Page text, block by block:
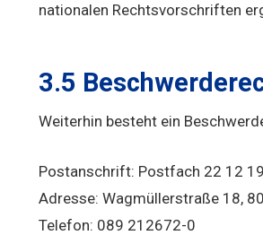
nationalen Rechtsvorschriften
3.5
Weiterhin besteht ein
Postanschrift: Postfach 22 12
Adresse: Wagmüllerstraße 18,
Telefon: 089 212672-0